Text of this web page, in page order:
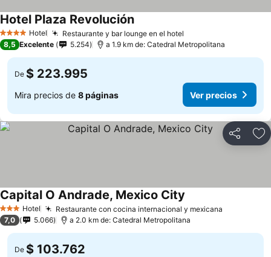
4 EstrellasHotel Restaurante y bar lounge en el hotel
Hotel Plaza Revolución
8,5 Excelente 5.254 a 1.9 km de: Catedral Metropolitana
De $ 223.995
Mira precios de 8 páginas Ver precios
Compartir
3 Estrellas
Hotel Restaurante con cocina internacional y mexicana
Capital O Andrade, Mexico City
7,0 5.066 a 2.0 km de: Catedral Metropolitana
De $ 103.762